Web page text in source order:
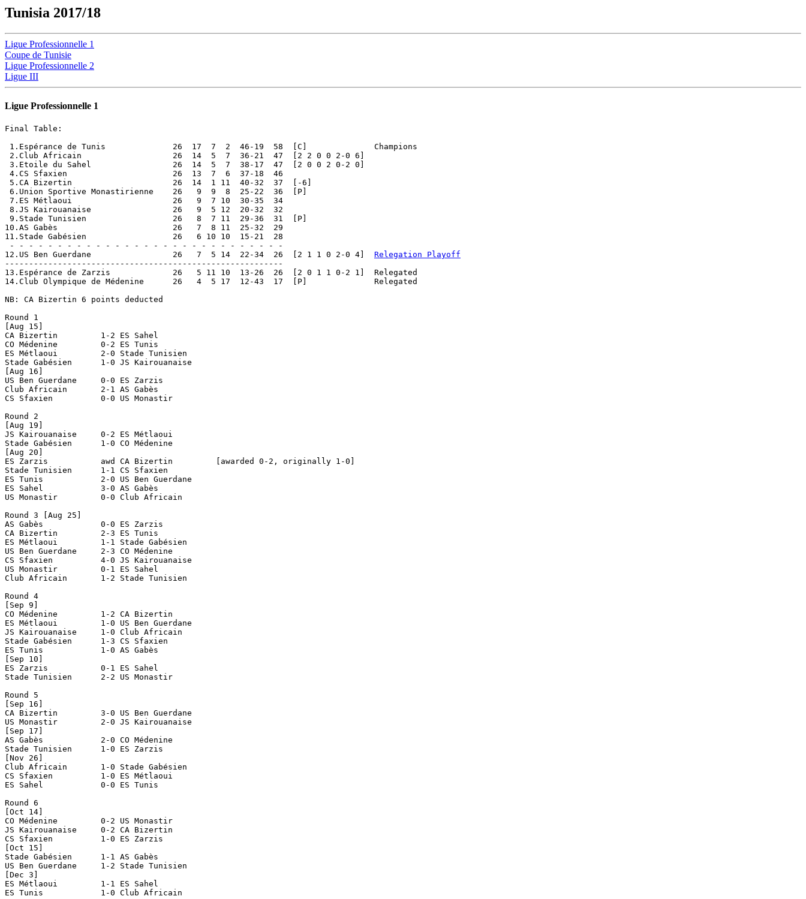
Tunisia 2017/18
Ligue Professionnelle 1
Coupe de Tunisie
Ligue Professionnelle 2
Ligue III
Ligue Professionnelle 1
Final Table:
1.Espérance de Tunis              26  17  7  2  46-19  58  [C]              Champions
2.Club Africain                   26  14  5  7  36-21  47  [2 2 0 0 2-0 6]
3.Etoile du Sahel                 26  14  5  7  38-17  47  [2 0 0 2 0-2 0]
4.CS Sfaxien                      26  13  7  6  37-18  46
5.CA Bizertin                     26  14  1 11  40-32  37  [-6]
6.Union Sportive Monastirienne    26   9  9  8  25-22  36  [P]
7.ES Métlaoui                     26   9  7 10  30-35  34
8.JS Kairouanaise                 26   9  5 12  20-32  32
9.Stade Tunisien                  26   8  7 11  29-36  31  [P]
10.AS Gabès                        26   7  8 11  25-32  29
11.Stade Gabésien                  26   6 10 10  15-21  28
- - - - - - - - - - - - - - - - - - - - - - - - - - - - -
12.US Ben Guerdane                 26   7  5 14  22-34  26  [2 1 1 0 2-0 4] Relegation Playoff